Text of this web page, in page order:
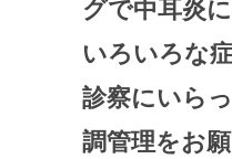
グで中耳炎
いろいろな
診察にいら
調管理をお